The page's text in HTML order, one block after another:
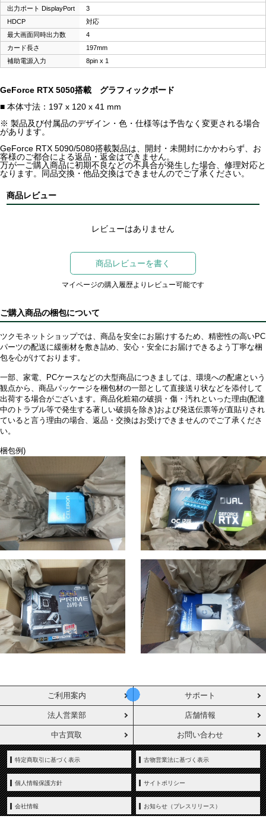
出力ポート DisplayPort
3
HDCP
対応
最大画面同時出力数
4
カード長さ
197mm
補助電源入力
8pin x 1
GeForce RTX 5050搭載 グラフィックボード
■ 本体寸法：197 x 120 x 41 mm
※ 製品及び付属品のデザイン・色・仕様等は予告なく変更される場合
があります。
GeForce RTX 5090/5080搭載製品は、開封・未開封にかかわらず、お
客様のご都合による返品・返金はできません。
万が一ご購入商品に初期不良などの不具合が発生した場合、修理対応と
なります。同品交換・他品交換はできませんのでご了承ください。
商品レビュー
レビューはありません
商品レビューを書く
マイページの購入履歴よりレビュー可能です
ご購入商品の梱包について
ツクモネットショップでは、商品を安全にお届けするため、精密性の高いPC
パーツの配送に緩衝材を敷き詰め、安心・安全にお届けできるよう丁寧な梱
包を心がけております。
一部、家電、PCケースなどの大型商品につきましては、環境への配慮という
観点から、商品パッケージを梱包材の一部として直接送り状などを添付して
出荷する場合がございます。商品化粧箱の破損・傷・汚れといった理由(配達
中のトラブル等で発生する著しい破損を除き)および発送伝票等が直貼りされ
ていると言う理由の場合、返品・交換はお受けできませんのでご了承くださ
い。
梱包例)
ご利用案内 サポート
法人営業部 店舗情報
中古買取 お問い合わせ
特定商取引に基づく表示 古物営業法に基づく表示
個人情報保護方針 サイトポリシー
会社情報 お知らせ（プレスリリース）